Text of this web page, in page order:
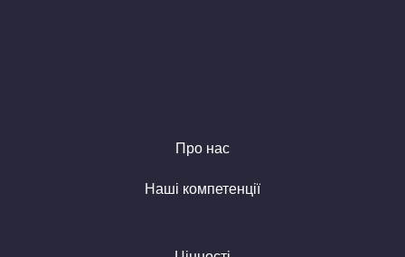
Про нас
Наші компетенції